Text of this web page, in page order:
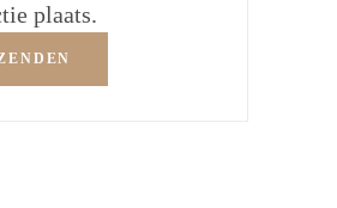
plaats.